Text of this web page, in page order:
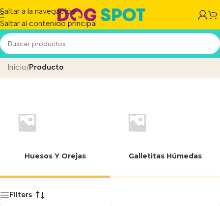
Saltar a la navegación
Saltar al contenido principal
Snacks-Golosinas-Dentals
Inicio/Producto
Huesos Y Orejas Galletitas Húmedas
Filters